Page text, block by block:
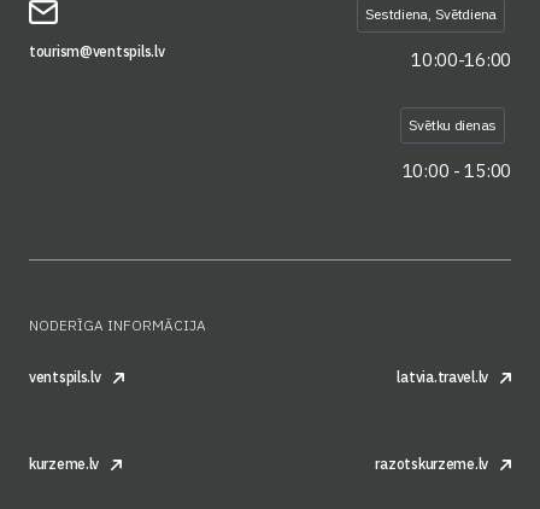
tourism@ventspils.lv
Sestdiena, Svētdiena
10:00-16:00
Svētku dienas
10:00 - 15:00
NODERĪGA INFORMĀCIJA
ventspils.lv latvia.travel.lv
kurzeme.lv razotskurzeme.lv